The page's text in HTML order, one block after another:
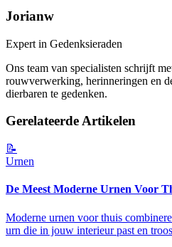
Jorianw
Expert in Gedenksieraden
Ons team van specialisten schrijft
rouwverwerking, herinneringen en
dierbaren te gedenken.
Gerelateerde Artikelen
📝
Urnen
De Meest Moderne Urnen Voor
Moderne urnen voor thuis
urn die in jouw interieur past en